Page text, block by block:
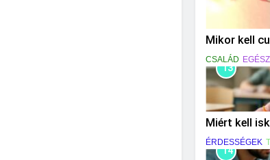
Mikor kell
CSALÁD
13
Miért kell
ÉRDESSÉGEK
14